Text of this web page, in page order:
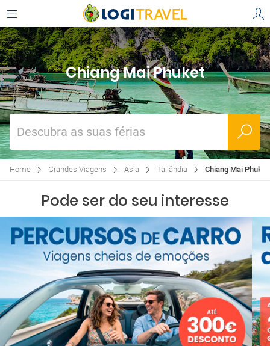
Chiang Mai Phuket
Descubra as suas férias
Home Grandes Viagens Ásia Tailândia Chiang Mai Phuket
Pode ser do seu interesse